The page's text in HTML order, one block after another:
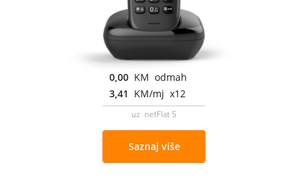
0,00 KM odmah
3,41 KM/mj x12
uz netFlat 5
Saznaj više